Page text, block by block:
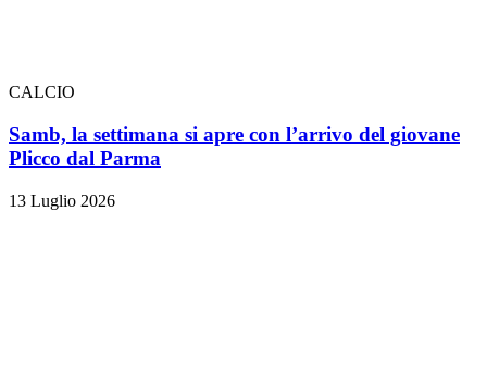
CALCIO
Samb, la settimana si apre con l’arrivo del giovane
Plicco dal Parma
13 Luglio 2026